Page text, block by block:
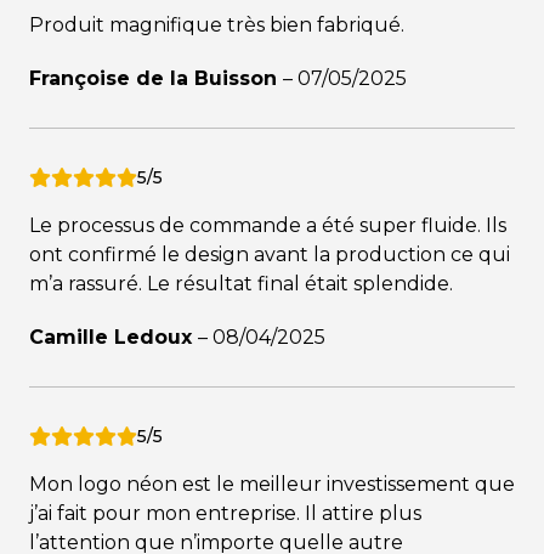
Produit magnifique très bien fabriqué.
Françoise de la Buisson – 07/05/2025
5/5
Le processus de commande a été super fluide. Ils
ont confirmé le design avant la production ce qui
m’a rassuré. Le résultat final était splendide.
Camille Ledoux – 08/04/2025
5/5
Mon logo néon est le meilleur investissement que
j’ai fait pour mon entreprise. Il attire plus
l’attention que n’importe quelle autre